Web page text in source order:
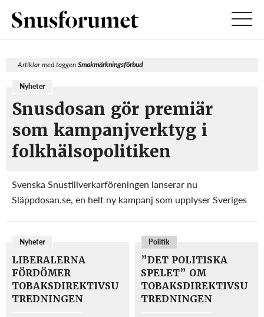
Artiklar med taggenSmakmärkningsförbud
Nyheter
Snusdosan gör premiär
som kampanjverktyg i
folkhälsopolitiken
Svenska Snustillverkarföreningen lanserar nu
Släppdosan.se, en helt ny kampanj som upplyser Sveriges
Lundahl och folkhälsominister Gabriel Wikström den 1
ma...
Nyheter
LIBERALERNA
FÖRDÖMER
TOBAKSDIREKTIVSU
TREDNINGEN
Politik
”DET POLITISKA
SPELET” OM
TOBAKSDIREKTIVSU
TREDNINGEN